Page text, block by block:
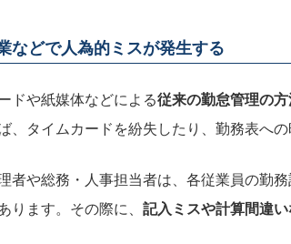
などで人為的ミスが発生する
ドや紙媒体などによる従来の勤怠管理の
、タイムカードを紛失したり、勤務表へ
者や総務・人事担当者は、各従業員の勤
ります。その際に、 記入ミスや計算間違